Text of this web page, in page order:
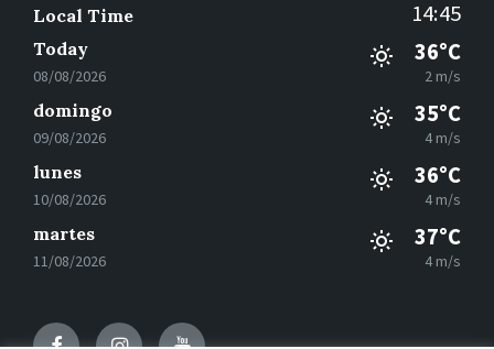
Local Time 14:45
Today
08/08/2026
36°C
2 m/s
domingo
09/08/2026
35°C
4 m/s
lunes
10/08/2026
36°C
4 m/s
martes
11/08/2026
37°C
4 m/s